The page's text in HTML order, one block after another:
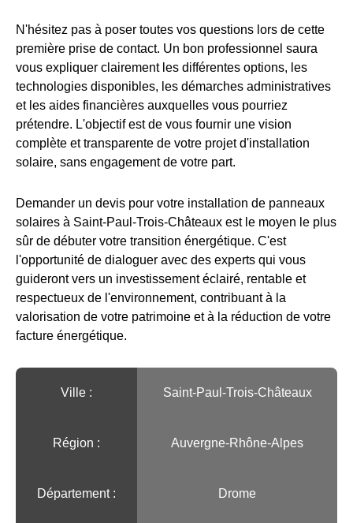
N'hésitez pas à poser toutes vos questions lors de cette
première prise de contact. Un bon professionnel saura
vous expliquer clairement les différentes options, les
technologies disponibles, les démarches administratives
et les aides financières auxquelles vous pourriez
prétendre. L'objectif est de vous fournir une vision
complète et transparente de votre projet d'installation
solaire, sans engagement de votre part.
Demander un devis pour votre installation de panneaux
solaires à Saint-Paul-Trois-Châteaux est le moyen le plus
sûr de débuter votre transition énergétique. C'est
l'opportunité de dialoguer avec des experts qui vous
guideront vers un investissement éclairé, rentable et
respectueux de l'environnement, contribuant à la
valorisation de votre patrimoine et à la réduction de votre
facture énergétique.
Ville :️ Saint-Paul-Trois-Châteaux
Région :️ Auvergne-Rhône-Alpes
Département : Drome